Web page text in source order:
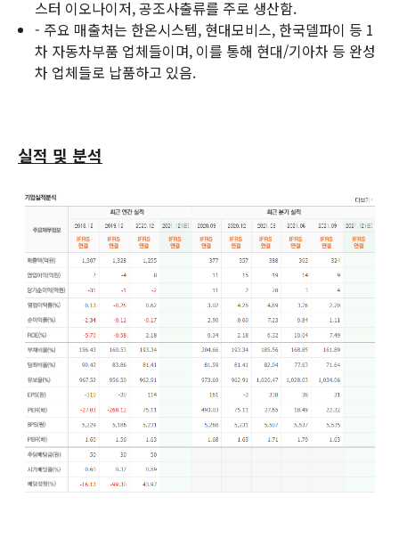
스터 이오나이저, 공조사출류를 주로 생산함.
- 주요 매출처는 한온시스템, 현대모비스, 한국델파이 등 1
차 자동차부품 업체들이며, 이를 통해 현대/기아차 등 완성
차 업체들로 납품하고 있음.
실적 및 분석